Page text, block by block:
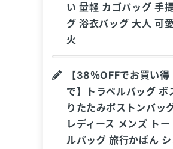
い 量軽 カゴバッグ 手
グ 浴衣バッグ 大人 可
火
【38％OFFでお買い
で】トラベルバッグ ボ
りたたみボストンバッ
レディース メンズ ト
ルバッグ 旅行かばん